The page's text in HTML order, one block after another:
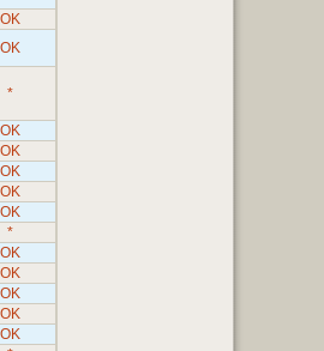
OK
OK
*
OK
OK
OK
OK
OK
*
OK
OK
OK
OK
OK